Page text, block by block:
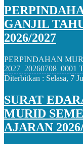
GANJIL
2026/2027
PERPINDAHAN
2027_20260708_0001
Diterbitkan : Selasa, 7
SURAT
MURID
AJARAN